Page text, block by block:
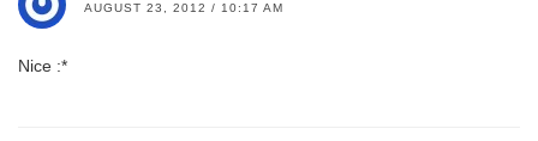
AUGUST 23, 2012 / 10:17 AM
Nice :*